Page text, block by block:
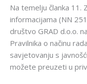
Na temelju članka 11.
informacijama (NN
društvo GRAD d.o.o.
Pravilnika o načinu
savjetovanju s
možete preuzeti u
radu
reciklažnog
dvorišta